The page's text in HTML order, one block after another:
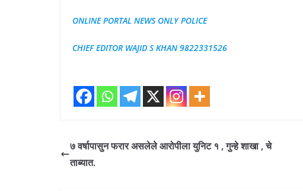
ONLINE PORTAL NEWS ONLY POLICE
CHIEF EDITOR WAJID S KHAN 9822331526
७ वर्षापासुन फरार असलेले आरोपीला युनिट १ , गुन्हे शाखा , चे
ताब्यात.